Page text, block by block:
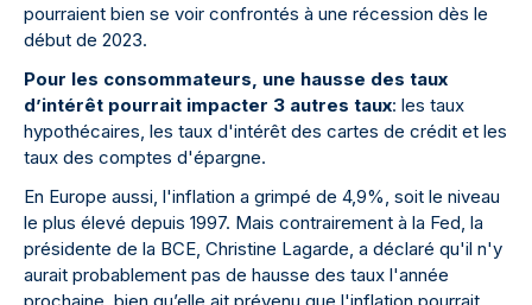
pourraient bien se voir confrontés à une récession dès le
début de 2023.
Pour les consommateurs, une hausse des taux
d’intérêt pourrait impacter 3 autres taux: les taux
hypothécaires, les taux d'intérêt des cartes de crédit et les
taux des comptes d'épargne.
En Europe aussi, l'inflation a grimpé de 4,9%, soit le niveau
le plus élevé depuis 1997. Mais contrairement à la Fed, la
présidente de la BCE, Christine Lagarde, a déclaré qu'il n'y
aurait probablement pas de hausse des taux l'année